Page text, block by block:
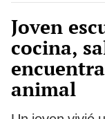
Joven
cocina,
animal